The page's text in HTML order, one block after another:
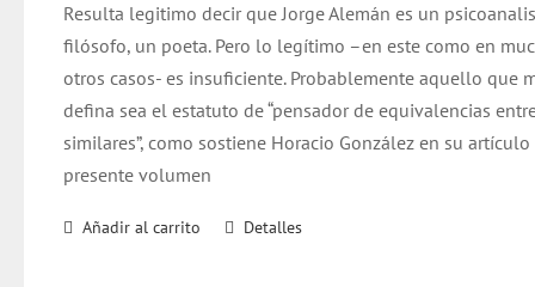
era:
$ 18.000.
es:
$ 12.600.
Resulta legitimo decir que Jorge Alemán es un
filósofo, un poeta. Pero lo legítimo –en este como en
otros casos- es insuficiente. Probablemente aquello que
defina sea el estatuto de “pensador de equivalencias
similares”, como sostiene Horacio González en su
presente volumen
Añadir al carrito Detalles